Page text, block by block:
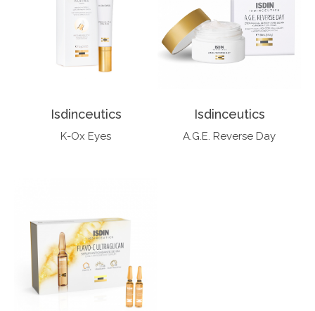
Isdinceutics
K-Ox Eyes
Isdinceutics
A.G.E. Reverse Day